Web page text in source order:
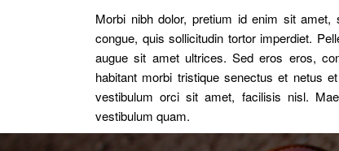
Morbi nibh dolor, pretium id enim sit
congue, quis sollicitudin tortor imperdiet.
augue sit amet ultrices. Sed eros eros,
habitant morbi tristique senectus et netus
vestibulum orci sit amet, facilisis nisl.
vestibulum quam.